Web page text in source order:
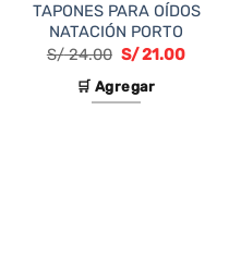
TAPONES PARA OÍDOS
NATACIÓN PORTO
S/24.00 El
precio
original
era:
S/21.00El
🛒 Agregar